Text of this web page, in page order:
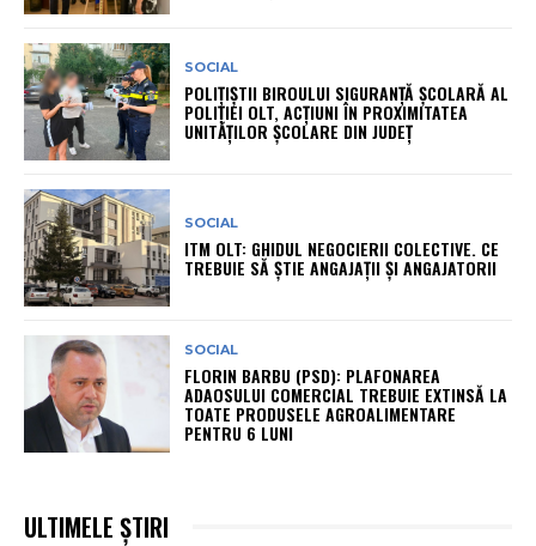
SOCIAL
POLIȚIȘTII BIROULUI SIGURANȚĂ ȘCOLARĂ AL
POLIȚIEI OLT, ACȚIUNI ÎN PROXIMITATEA
UNITĂȚILOR ȘCOLARE DIN JUDEȚ
SOCIAL
ITM OLT: GHIDUL NEGOCIERII COLECTIVE. CE
TREBUIE SĂ ȘTIE ANGAJAȚII ȘI ANGAJATORII
SOCIAL
FLORIN BARBU (PSD): PLAFONAREA
ADAOSULUI COMERCIAL TREBUIE EXTINSĂ LA
TOATE PRODUSELE AGROALIMENTARE
PENTRU 6 LUNI
ULTIMELE ȘTIRI